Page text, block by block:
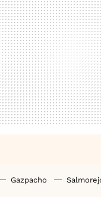
Gazpacho